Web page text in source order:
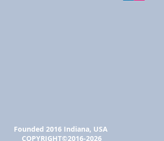
Founded 2016 Indiana, USA
COPYRIGHT©2016-2026